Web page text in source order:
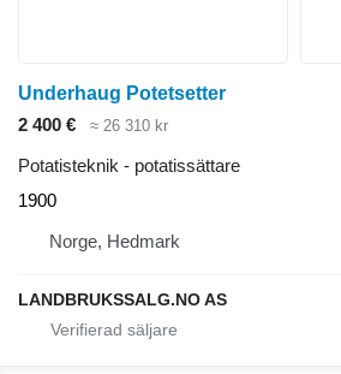
Underhaug Potetsetter
2 400 €
≈ 26 310 kr
Potatisteknik - potatissättare
1900
Norge, Hedmark
LANDBRUKSSALG.NO AS